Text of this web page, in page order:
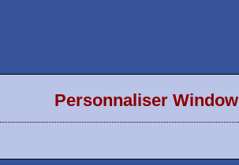
Personnaliser